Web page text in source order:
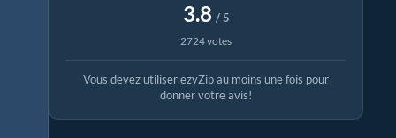
3.8 / 5
2724 votes
Vous devez utiliser ezyZip au moins une fois pour
donner votre avis!